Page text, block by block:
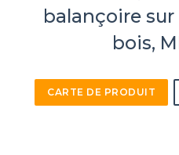
balançoire
bois,
CARTE DE PRODUIT